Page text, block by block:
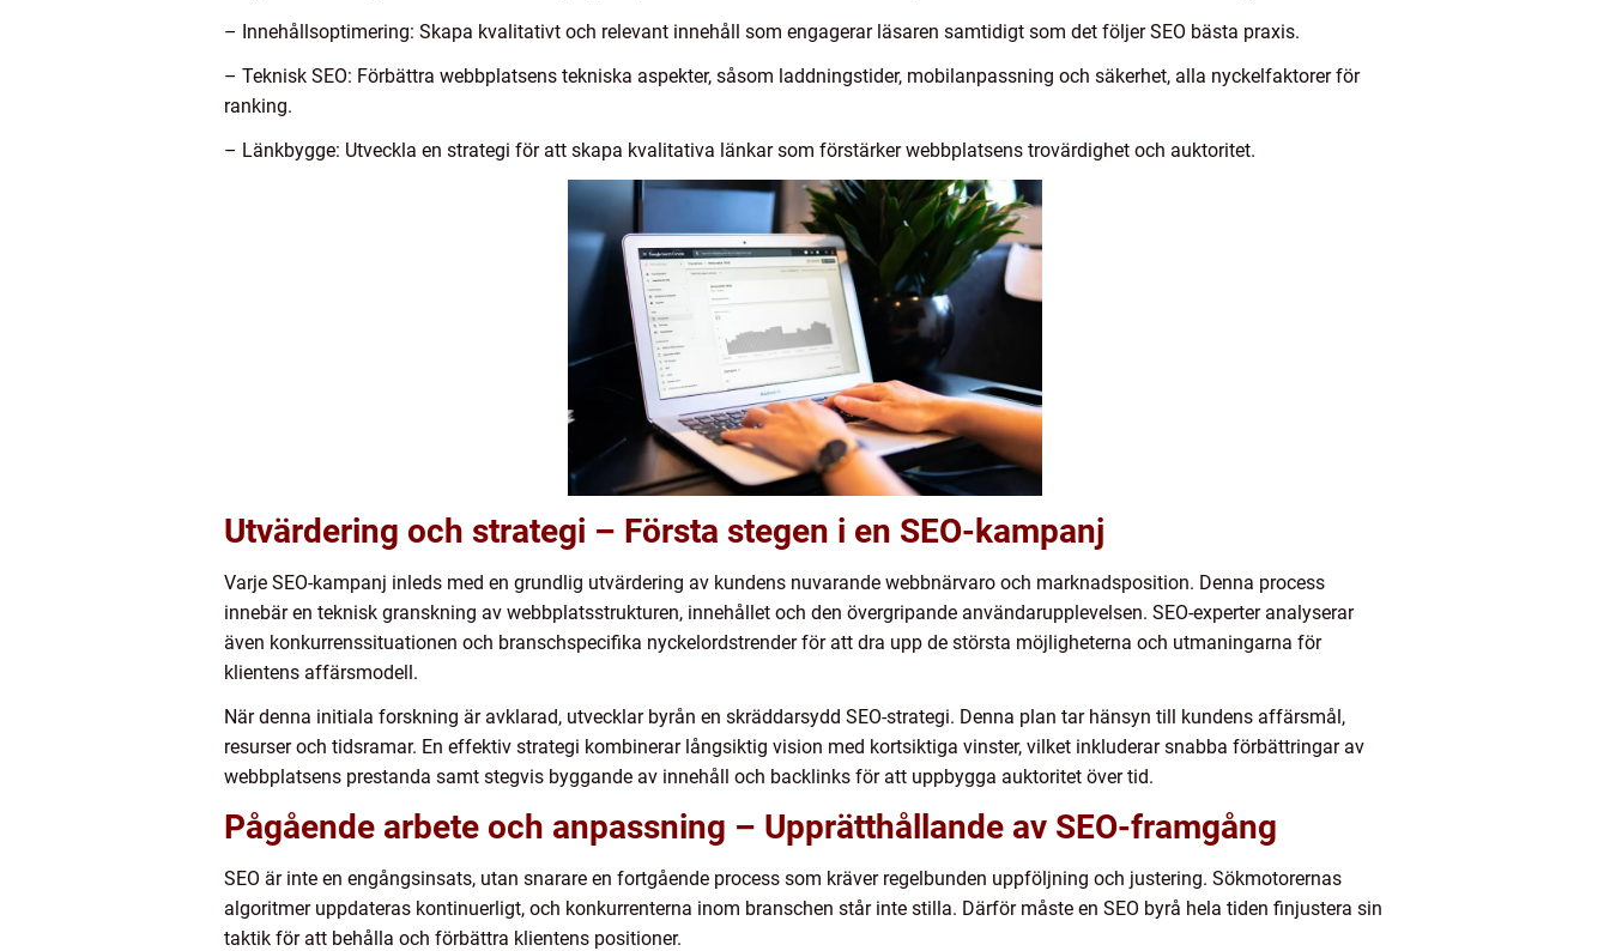
– Innehållsoptimering: Skapa kvalitativt och relevant innehåll som engagerar läsaren samtidigt som det följer SEO bästa praxis.
– Teknisk SEO: Förbättra webbplatsens tekniska aspekter, såsom laddningstider, mobilanpassning och säkerhet, alla nyckelfaktorer för
ranking.
– Länkbygge: Utveckla en strategi för att skapa kvalitativa länkar som förstärker webbplatsens trovärdighet och auktoritet.
Utvärdering och strategi – Första stegen i en SEO-kampanj
Varje SEO-kampanj inleds med en grundlig utvärdering av kundens nuvarande webbnärvaro och marknadsposition. Denna process
innebär en teknisk granskning av webbplatsstrukturen, innehållet och den övergripande användarupplevelsen. SEO-experter analyserar
även konkurrenssituationen och branschspecifika nyckelordstrender för att dra upp de största möjligheterna och utmaningarna för
klientens affärsmodell.
När denna initiala forskning är avklarad, utvecklar byrån en skräddarsydd SEO-strategi. Denna plan tar hänsyn till kundens affärsmål,
resurser och tidsramar. En effektiv strategi kombinerar långsiktig vision med kortsiktiga vinster, vilket inkluderar snabba förbättringar av
webbplatsens prestanda samt stegvis byggande av innehåll och backlinks för att uppbygga auktoritet över tid.
Pågående arbete och anpassning – Upprätthållande av SEO-framgång
SEO är inte en engångsinsats, utan snarare en fortgående process som kräver regelbunden uppföljning och justering. Sökmotorernas
algoritmer uppdateras kontinuerligt, och konkurrenterna inom branschen står inte stilla. Därför måste en SEO byrå hela tiden finjustera sin
taktik för att behålla och förbättra klientens positioner.